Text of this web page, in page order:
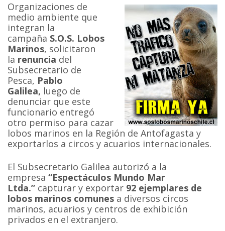
Organizaciones de
medio ambiente que
integran la
campaña S.O.S. Lobos
Marinos, solicitaron
la renuncia del
Subsecretario de
Pesca, Pablo
Galilea, luego de
denunciar que este
funcionario entregó
otro permiso para cazar
lobos marinos en la Región de Antofagasta y
exportarlos a circos y acuarios internacionales.
El Subsecretario Galilea autorizó a la
empresa“Espectáculos Mundo Mar
Ltda.” capturar y exportar 92 ejemplares de
lobos marinos comunes a diversos circos
marinos, acuarios y centros de exhibición
privados en el extranjero.